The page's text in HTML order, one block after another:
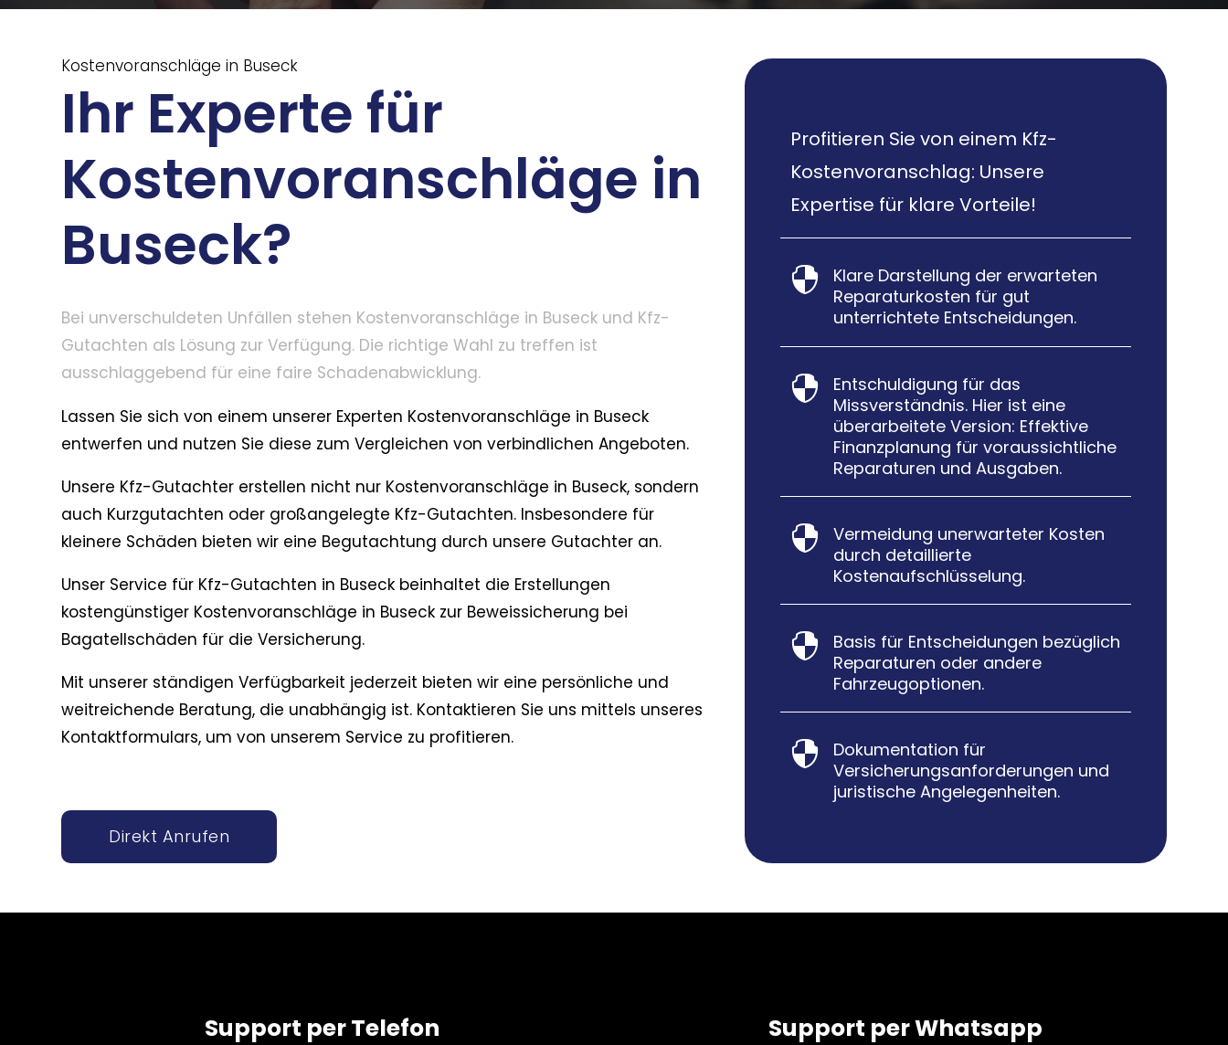
Kostenvoranschläge in Buseck
Ihr Experte für
Kostenvoranschläge in
Buseck?
Bei unverschuldeten Unfällen stehen Kostenvoranschläge in Buseck und Kfz-
Gutachten als Lösung zur Verfügung. Die richtige Wahl zu treffen ist
ausschlaggebend für eine faire Schadenabwicklung.
Lassen Sie sich von einem unserer Experten Kostenvoranschläge in Buseck
entwerfen und nutzen Sie diese zum Vergleichen von verbindlichen Angeboten.
Unsere Kfz-Gutachter erstellen nicht nur Kostenvoranschläge in Buseck, sondern
auch Kurzgutachten oder großangelegte Kfz-Gutachten. Insbesondere für
kleinere Schäden bieten wir eine Begutachtung durch unsere Gutachter an.
Unser Service für Kfz-Gutachten in Buseck beinhaltet die Erstellungen
kostengünstiger Kostenvoranschläge in Buseck zur Beweissicherung bei
Bagatellschäden für die Versicherung.
Mit unserer ständigen Verfügbarkeit jederzeit bieten wir eine persönliche und
weitreichende Beratung, die unabhängig ist. Kontaktieren Sie uns mittels unseres
Kontaktformulars, um von unserem Service zu profitieren.
Direkt Anrufen
Profitieren Sie von einem Kfz-
Kostenvoranschlag: Unsere
Expertise für klare Vorteile!

Klare Darstellung der erwarteten
Reparaturkosten für gut
unterrichtete Entscheidungen.

Entschuldigung für das
Missverständnis. Hier ist eine
überarbeitete Version: Effektive
Finanzplanung für voraussichtliche
Reparaturen und Ausgaben.

Vermeidung unerwarteter Kosten
durch detaillierte
Kostenaufschlüsselung.

Basis für Entscheidungen bezüglich
Reparaturen oder andere
Fahrzeugoptionen.

Dokumentation für
Versicherungsanforderungen und
juristische Angelegenheiten.
Support per Telefon Support per Whatsapp